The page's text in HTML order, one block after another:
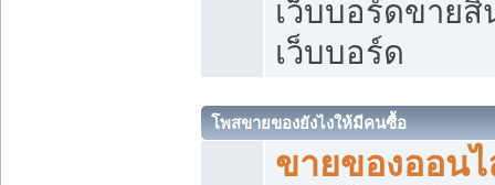
เว็บบอร์ดขาย
เว็บบอร์ด
โพสขายของยังไงให้มีคนซื้อ
ขายของออน